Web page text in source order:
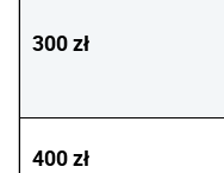
300 zł
400 zł